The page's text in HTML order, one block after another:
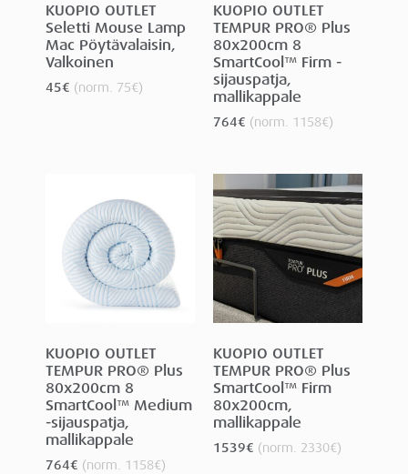
KUOPIO OUTLET
Seletti Mouse Lamp
Mac Pöytävalaisin,
Valkoinen
45€ (norm. 75€)
KUOPIO OUTLET
TEMPUR PRO® Plus
80x200cm 8
SmartCool™ Firm -
sijauspatja,
mallikappale
764€ (norm. 1158€)
KUOPIO OUTLET
TEMPUR PRO® Plus
80x200cm 8
SmartCool™ Medium
-sijauspatja,
mallikappale
764€ (norm. 1158€)
KUOPIO OUTLET
TEMPUR PRO® Plus
SmartCool™ Firm
80x200cm,
mallikappale
1539€ (norm. 2330€)